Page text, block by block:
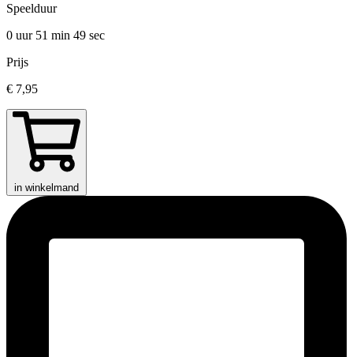
Speelduur
0 uur 51 min 49 sec
Prijs
€ 7,95
in winkelmand